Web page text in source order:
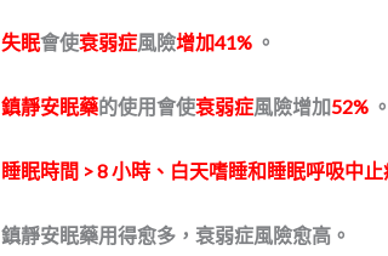
失眠會使衰弱症風險增加41% 。
鎮靜安眠藥的使用會使衰弱症風險增加52% 。
睡眠時間 > 8 小時 、 白天嗜睡和睡眠呼吸中止
鎮靜安眠藥用得愈多，衰弱症風險愈高 。